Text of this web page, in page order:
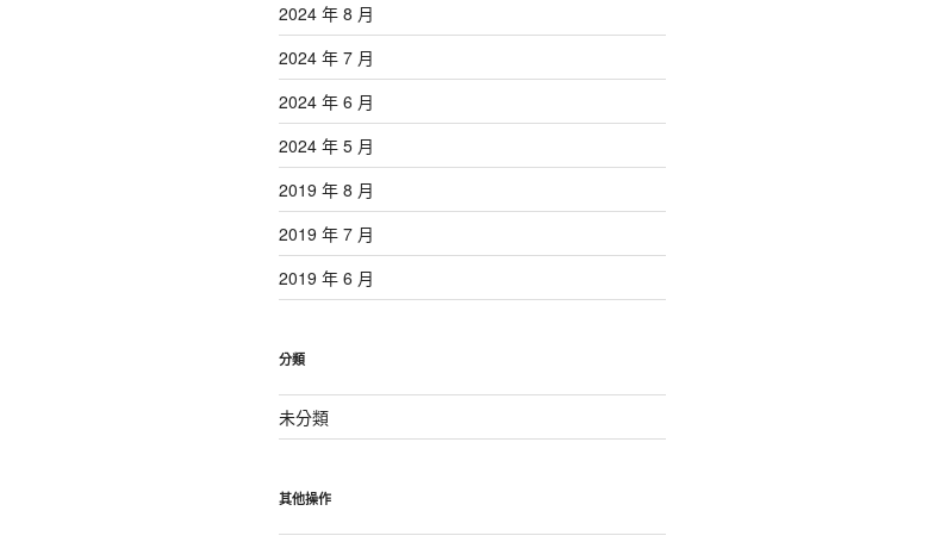
2024 年 8 月
2024 年 7 月
2024 年 6 月
2024 年 5 月
2019 年 8 月
2019 年 7 月
2019 年 6 月
分類
未分類
其他操作